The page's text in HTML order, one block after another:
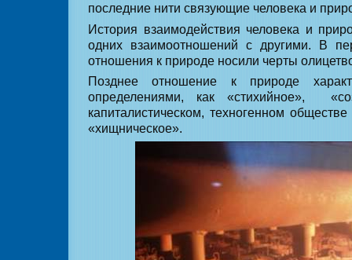
последние нити связующие человека и
История взаимодействия человека и
одних взаимоотношений с другими. В
отношения к природе носили черты
Позднее отношение к природе
определениями, как «стихийное»,
капиталистическом, техногенном
«хищническое».